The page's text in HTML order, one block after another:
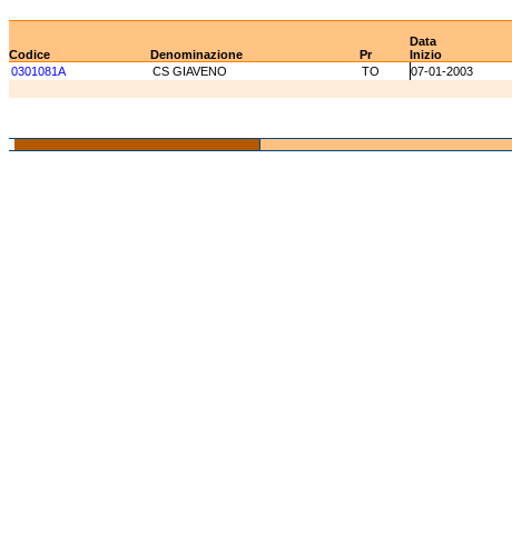
Data
Codice
Denominazione Pr Inizio
0301081A
CS GIAVENO TO 07-01-2003